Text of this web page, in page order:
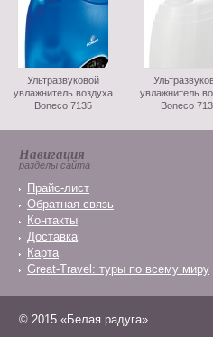
Ультразвуковой
увлажнитель воздуха
Boneco 7135
увлажнитель
Boneco
Навигация
разделы сайта
Прайс-лист
Обратная связь
Контакты
Доставка
Карта
Great-Travel: туры по всему миру
© 2015 «Белая радуга»